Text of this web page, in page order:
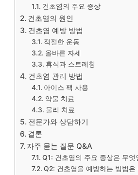
건초염의 주요 증상
건초염의 원인
건초염 예방 방법
적절한 운동
올바른 자세
휴식과 스트레칭
건초염 관리 방법
아이스 팩 사용
약물 치료
물리 치료
전문가와 상담하기
결론
자주 묻는 질문 Q&A
Q1: 건초염의 주요 증상은 무엇
Q2: 건초염을 예방하는 방법은